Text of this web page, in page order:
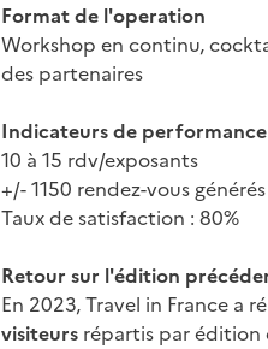
Format de l'operation
Workshop en continu,
des partenaires
Indicateurs de performance
10 à 15 rdv/exposants
+/- 1150 rendez-vous générés
Taux de satisfaction : 80%
Retour sur l'édition
En 2023, Travel in France a
visiteurs répartis par édition